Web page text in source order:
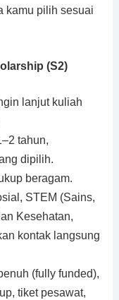
kamu pilih sesuai
(S2)
lanjut kuliah
tahun,
dipilih.
beragam.
STEM (Sains,
Kesehatan,
kontak langsung
(fully funded),
tiket pesawat,